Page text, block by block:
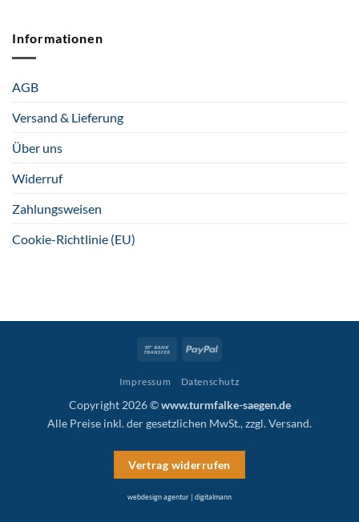
Informationen
AGB
Versand & Lieferung
Über uns
Widerruf
Zahlungsweisen
Cookie-Richtlinie (EU)
Bank
Impressum Datenschutz
Copyright 2026 ©www.turmfalke-saegen.de
Alle Preise inkl. der gesetzlichen MwSt., zzgl.Versand.
Vertrag widerrufen
webdesign agentur | digitalmann